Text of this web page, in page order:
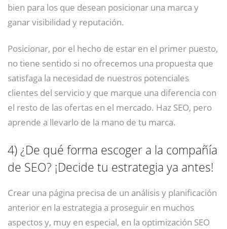
bien para los que desean posicionar una marca y
ganar visibilidad y reputación.
Posicionar, por el hecho de estar en el primer puesto,
no tiene sentido si no ofrecemos una propuesta que
satisfaga la necesidad de nuestros potenciales
clientes del servicio y que marque una diferencia con
el resto de las ofertas en el mercado. Haz SEO, pero
aprende a llevarlo de la mano de tu marca.
4)¿De qué forma escoger a la compañía
de SEO? ¡Decide tu estrategia ya antes!
Crear una página precisa de un análisis y planificación
anterior en la estrategia a proseguir en muchos
aspectos y, muy en especial, en la optimización SEO